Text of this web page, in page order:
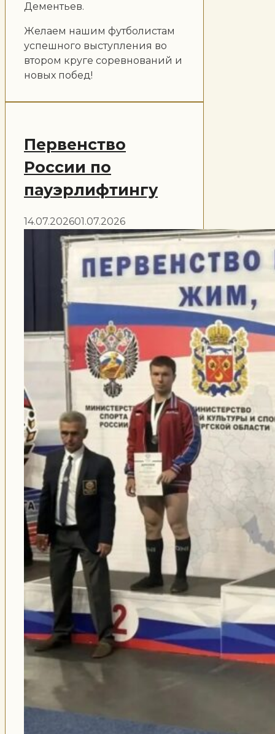
Дементьев.
Желаем нашим футболистам
успешного выступления во
втором круге соревнований и
новых побед!
Первенство
России по
пауэрлифтингу
14.07.202601.07.2026